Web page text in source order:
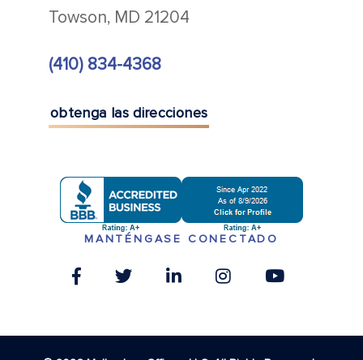
Towson, MD 21204
(410) 834-4368
obtenga las direcciones
MANTÉNGASE CONECTADO